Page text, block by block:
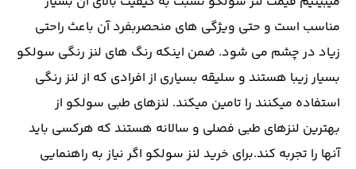
مناسب است و حتی ویژگی های منحصربفرد آن باعث راحتی
زیاد در چشم می شود. ضمن اینکه رنگ های لنز رنگی سولکو
بسیار زیبا هستند و سلیقه بسیاری از افرادی که از لنز رنگی
استفاده میکنند را تامین میکند. لنزهای طبی سولکو از
بهترین لنزهای طبی فصلی و سالانه هستند که هرکسی باید
آنها را تجربه کند.برای خرید لنز سولکو اگر نیاز به راهنمایی